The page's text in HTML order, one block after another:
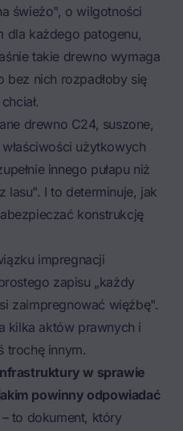
świeżo", o wilgotności
dla każdego patogenu,
takie drewno wymaga
bez nich rozpadłoby się
drewno C24, suszone,
użytkowych
innego pułapu niż
lasu". I to determinuje, jak
konstrukcję
impregnacji
zapisu „każdy
zaimpregnować więźbę".
kilka aktów prawnych i
trochę innym.
w sprawie
powinny odpowiadać
– to dokument, który